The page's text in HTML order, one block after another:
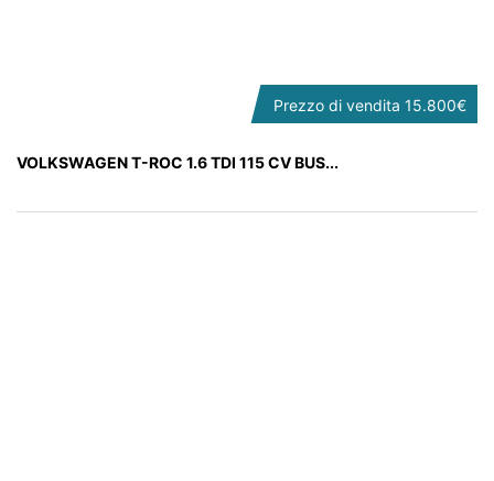
Prezzo di vendita 15.800€
VOLKSWAGEN T-ROC 1.6 TDI 115 CV BUS...